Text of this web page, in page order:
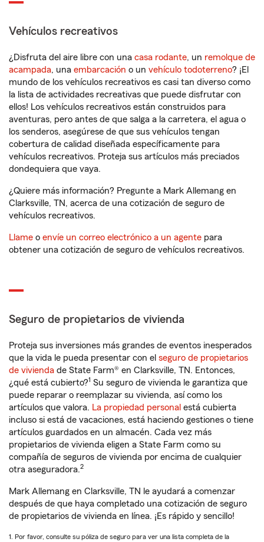
Vehículos recreativos
¿Disfruta del aire libre con una casa rodante, un remolque de
acampada, una embarcación o un vehículo todoterreno? ¡El
mundo de los vehículos recreativos es casi tan diverso como
la lista de actividades recreativas que puede disfrutar con
ellos! Los vehículos recreativos están construidos para
aventuras, pero antes de que salga a la carretera, el agua o
los senderos, asegúrese de que sus vehículos tengan
cobertura de calidad diseñada específicamente para
vehículos recreativos. Proteja sus artículos más preciados
dondequiera que vaya.
¿Quiere más información? Pregunte a Mark Allemang en
Clarksville, TN, acerca de una cotización de seguro de
vehículos recreativos.
Llame o envíe un correo electrónico a un agente para
obtener una cotización de seguro de vehículos recreativos.
Seguro de propietarios de vivienda
Proteja sus inversiones más grandes de eventos inesperados
que la vida le pueda presentar con el seguro de propietarios
de vivienda de State Farm® en Clarksville, TN. Entonces,
¿qué está cubierto?1 Su seguro de vivienda le garantiza que
puede reparar o reemplazar su vivienda, así como los
artículos que valora. La propiedad personal está cubierta
incluso si está de vacaciones, está haciendo gestiones o tiene
artículos guardados en un almacén. Cada vez más
propietarios de vivienda eligen a State Farm como su
compañía de seguros de vivienda por encima de cualquier
otra aseguradora.2
Mark Allemang en Clarksville, TN le ayudará a comenzar
después de que haya completado una cotización de seguro
de propietarios de vivienda en línea. ¡Es rápido y sencillo!
1. Por favor, consulte su póliza de seguro para ver una lista completa de la